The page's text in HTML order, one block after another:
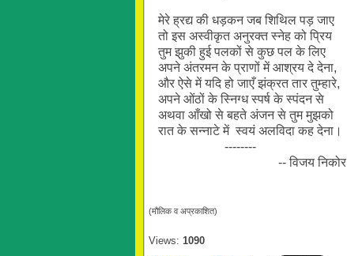
मेरे ह्रद्य की धड़कन जब शिथिल पड़ जाए
तो इस अस्वीकृत अनुरक्त स्नेह को प्रिय
तुम झुकी हुई पलकों से कुछ पल के लिए
अपने अंतरमन के प्राणों में आश्रय दे देना,
और ऐसे में यदि हो जाएँ झंक्रत तार तुम्हारे,
अपने ओंठों के स्निग्ध स्पर्ष के स्पंदन से
अथवा आँखो से बहते अंजन से तुम मुझको
रात के सन्नाटे में स्वयं अलविदा कह देना।
--------
-- विजय निकोर
(मौलिक व अप्रकाशित)
Views: 1090